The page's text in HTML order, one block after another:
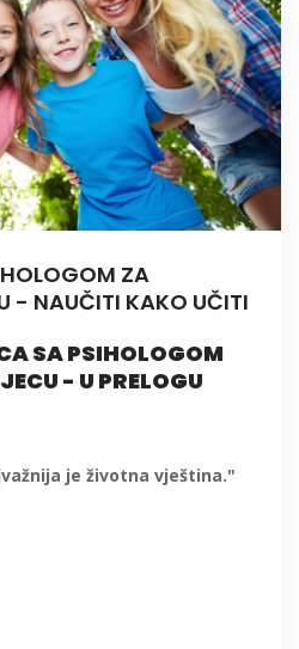
ZA
- NAUČITI KAKO UČITI
SA PSIHOLOGOM
- U PRELOGU
je životna vještina."